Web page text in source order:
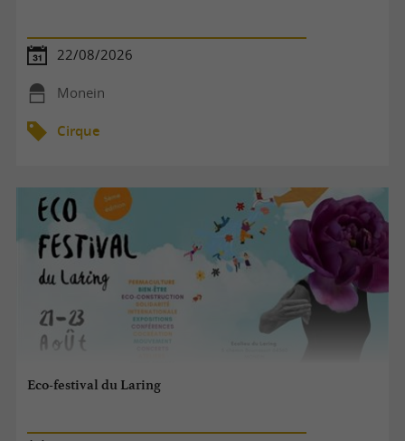
22/08/2026
Monein
Cirque
Eco-festival du Laring